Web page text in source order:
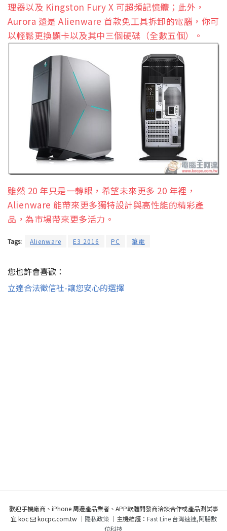
理器以及 Kingston Fury X 可超頻記憶體；此外，
Aurora 還是 Alienware 首款免工具拆卸的電腦，你可
以輕鬆更換顯卡以及其中三個硬碟（全數五個）。
雖然 20 年只是一轉眼，希望未來更多 20 年裡，
Alienware 能帶來更多獨特設計與高性能的精彩產
品，為市場帶來更多活力。
Tags: Alienware E3 2016 PC 筆電
您也許會喜歡：
立達合法徵信社-讓您安心的選擇
歡迎手機廠商、iPhone 周邊產品業者、APP軟體開發商洽談合作或產品測試事
宜 koc
kocpc.com.tw ｜ 隱私政策｜主機維護： Fast Line 台灣速連,阿腸數
位科技